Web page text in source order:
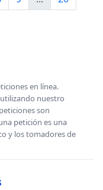
en línea.
nuestro
son
petición es una
y los tomadores de